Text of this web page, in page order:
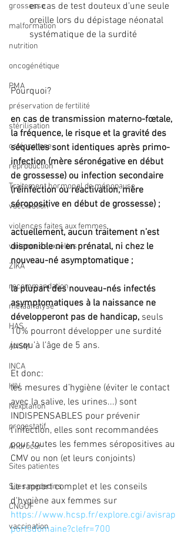
grossesse
malformation
nutrition
oncogénétique
PMA
préservation de fertilité
stérilisation
ostéoporose
reproduction
Traitement hormonal de ménopause
vaccination
violences faites aux femmes
violences sexuelles
ZIKA
recommandation
métaanalyse
HAS
ANSM
INCA
HIV
Nexplanon
progestatif
Androcur
Sites patientes
Sites medecins
CNGOF
vaccination
en cas de test douteux d’une seule
oreille lors du dépistage néonatal
systématique de la surdité
Pourquoi?
en cas de transmission materno-fœtale,
la fréquence, le risque et la gravité des
séquelles sont identiques après primo-
infection (mère séronégative en début
de grossesse) ou infection secondaire
(réinfection ou réactivation, mère
séropositive en début de grossesse) ;
actuellement, aucun traitement n’est
disponible ni en prénatal, ni chez le
nouveau-né asymptomatique ;
la plupart des nouveau-nés infectés
asymptomatiques à la naissance ne
développeront pas de handicap, seuls
10% pourront développer une surdité
jusqu’à l’âge de 5 ans.
Et donc:
les mesures d’hygiène (éviter le contact
avec la salive, les urines...) sont
INDISPENSABLES pour prévenir
l’infection, elles sont recommandées
pour toutes les femmes séropositives au
CMV ou non (et leurs conjoints)
Le rapport complet et les conseils
d'hygiène aux femmes sur
https://www.hcsp.fr/explore.cgi/avisrap
portsdomaine?clefr=700